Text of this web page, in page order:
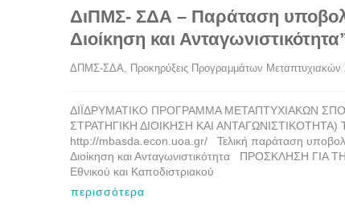
ΔιΠΜΣ- ΣΔΑ – Παράταση
Διοίκηση και
ΔΠΜΣ-ΣΔΑ, Προκηρύξεις Προγραμμάτων
ΔΙΪΔΡΥΜΑΤΙΚΟ ΠΡΟΓΡΑΜΜΑ ΜΕΤΑΠΤΥΧΙΑΚΩΝ
ΣΤΡΑΤΗΓΙΚΗ ΔΙΟΙΚΗΣΗ ΚΑΙ ΑΝΤΑΓΩΝΙΣΤΙΚΟΤΗΤΑ)
http://mbasda.econ.uoa.gr/ Τελική παράταση
Διοίκηση και Ανταγωνιστικότητα ΠΡΟΣΚΛΗΣΗ
Εθνικού και Καποδιστριακού
περισσότερα